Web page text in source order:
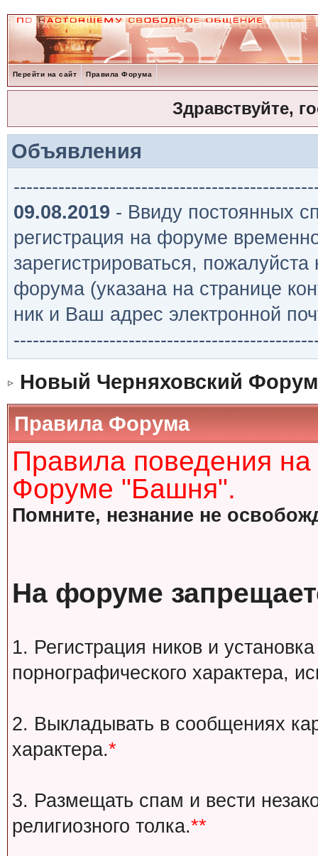
Перейти на сайт Правила Форума
Здравствуйте,
Объявления
09.08.2019 - Ввиду постоянных
регистрация на форуме
зарегистрироваться,
форума (указана на странице
ник и Ваш адрес электронной
Новый Черняховский Форум
Правила Форума
Правила поведения
Форуме "Башня".
Помните, незнание не
На форуме
1. Регистрация ников и
порнографического характера,
2. Выкладывать в сообщениях
характера.*
3. Размещать спам и вести
религиозного толка.**